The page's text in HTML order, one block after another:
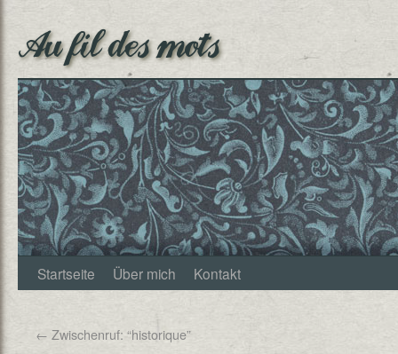
Au fil des mots
Startseite Über mich Kontakt
← Zwischenruf: “historique”